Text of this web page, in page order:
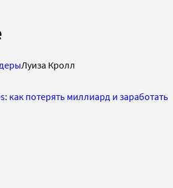
Луиза Кролл
как потерять миллиард и заработать